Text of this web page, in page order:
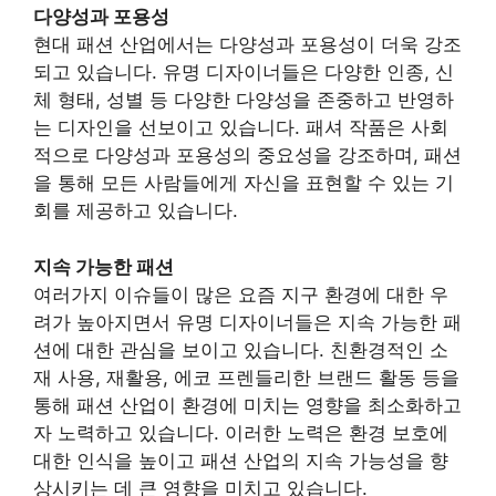
다양성과 포용성
현대 패션 산업에서는 다양성과 포용성이 더욱 강조
되고 있습니다. 유명 디자이너들은 다양한 인종, 신
체 형태, 성별 등 다양한 다양성을 존중하고 반영하
는 디자인을 선보이고 있습니다. 패셔 작품은 사회
적으로 다양성과 포용성의 중요성을 강조하며, 패션
을 통해 모든 사람들에게 자신을 표현할 수 있는 기
회를 제공하고 있습니다.
지속 가능한 패션
여러가지 이슈들이 많은 요즘 지구 환경에 대한 우
려가 높아지면서 유명 디자이너들은 지속 가능한 패
션에 대한 관심을 보이고 있습니다. 친환경적인 소
재 사용, 재활용, 에코 프렌들리한 브랜드 활동 등을
통해 패션 산업이 환경에 미치는 영향을 최소화하고
자 노력하고 있습니다. 이러한 노력은 환경 보호에
대한 인식을 높이고 패션 산업의 지속 가능성을 향
상시키는 데 큰 영향을 미치고 있습니다.